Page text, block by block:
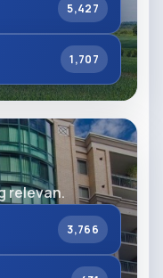
5,427
1,707
relevan.
3,766